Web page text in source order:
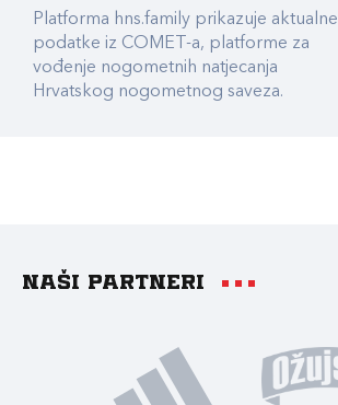
Platforma hns.family prikazuje aktualne
podatke iz COMET-a, platforme za
vođenje nogometnih natjecanja
Hrvatskog nogometnog saveza.
Naši partneri